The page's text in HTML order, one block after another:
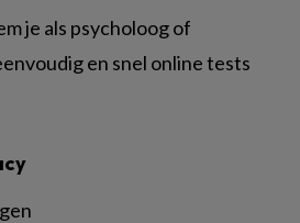
je als psycholoog of
en snel online tests